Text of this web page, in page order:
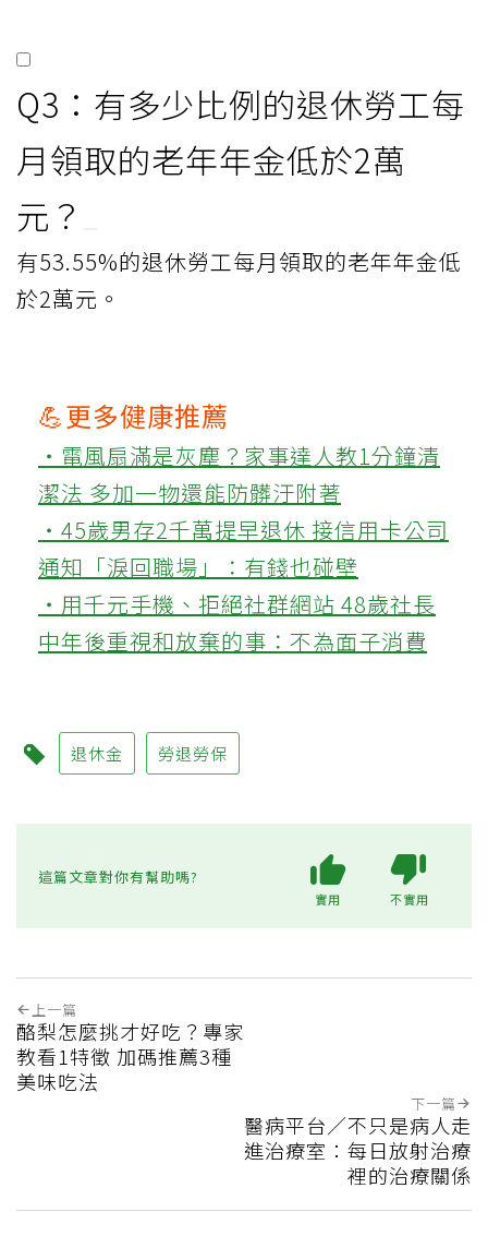
Q3：有多少比例的退休勞工每
月領取的老年年金低於2萬
元？
有53.55%的退休勞工每月領取的老年年金低
於2萬元。
💪更多健康推薦
‧電風扇滿是灰塵？家事達人教1分鐘清
潔法 多加一物還能防髒汙附著
‧45歲男存2千萬提早退休 接信用卡公司
通知「淚回職場」：有錢也碰壁
‧用千元手機、拒絕社群網站 48歲社長
中年後重視和放棄的事：不為面子消費
退休金 勞退勞保
這篇文章對你有幫助嗎?
實用 不實用
上一篇
酪梨怎麼挑才好吃？專家
教看1特徵 加碼推薦3種
美味吃法
下一篇
醫病平台／不只是病人走
進治療室：每日放射治療
裡的治療關係